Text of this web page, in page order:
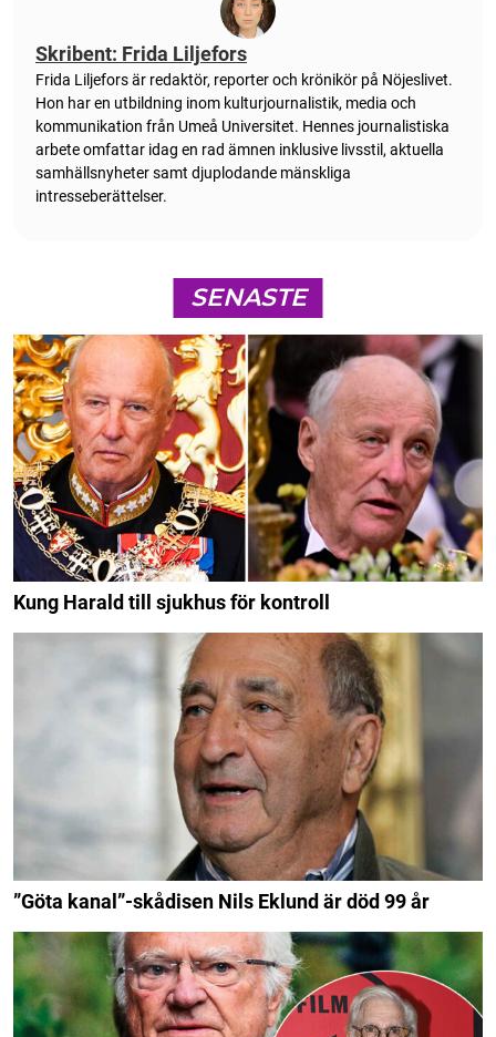
Skribent: Frida Liljefors
Frida Liljefors är redaktör, reporter och krönikör på Nöjeslivet.
Hon har en utbildning inom kulturjournalistik, media och
kommunikation från Umeå Universitet. Hennes journalistiska
arbete omfattar idag en rad ämnen inklusive livsstil, aktuella
samhällsnyheter samt djuplodande mänskliga
intresseberättelser.
SENASTE
Kung Harald till sjukhus för kontroll
”Göta kanal”-skådisen Nils Eklund är död 99 år